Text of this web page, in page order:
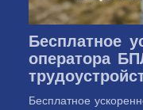
Бесплатное
оператора
Бесплатное